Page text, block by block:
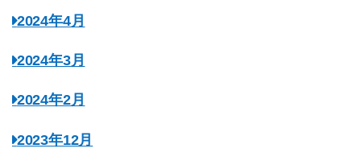
2024年4月
2024年3月
2024年2月
2023年12月